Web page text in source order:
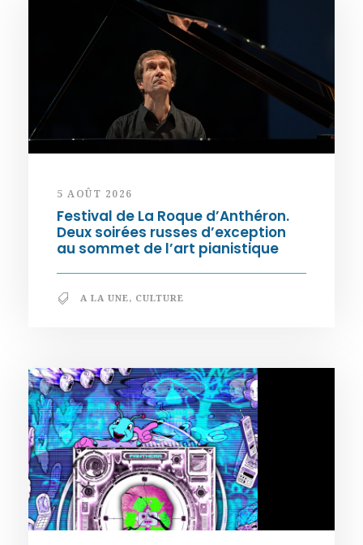
5 AOÛT 2026
Festival de La Roque d’Anthéron.
Deux soirées russes d’exception
au sommet de l’art pianistique
A LA UNE, CULTURE